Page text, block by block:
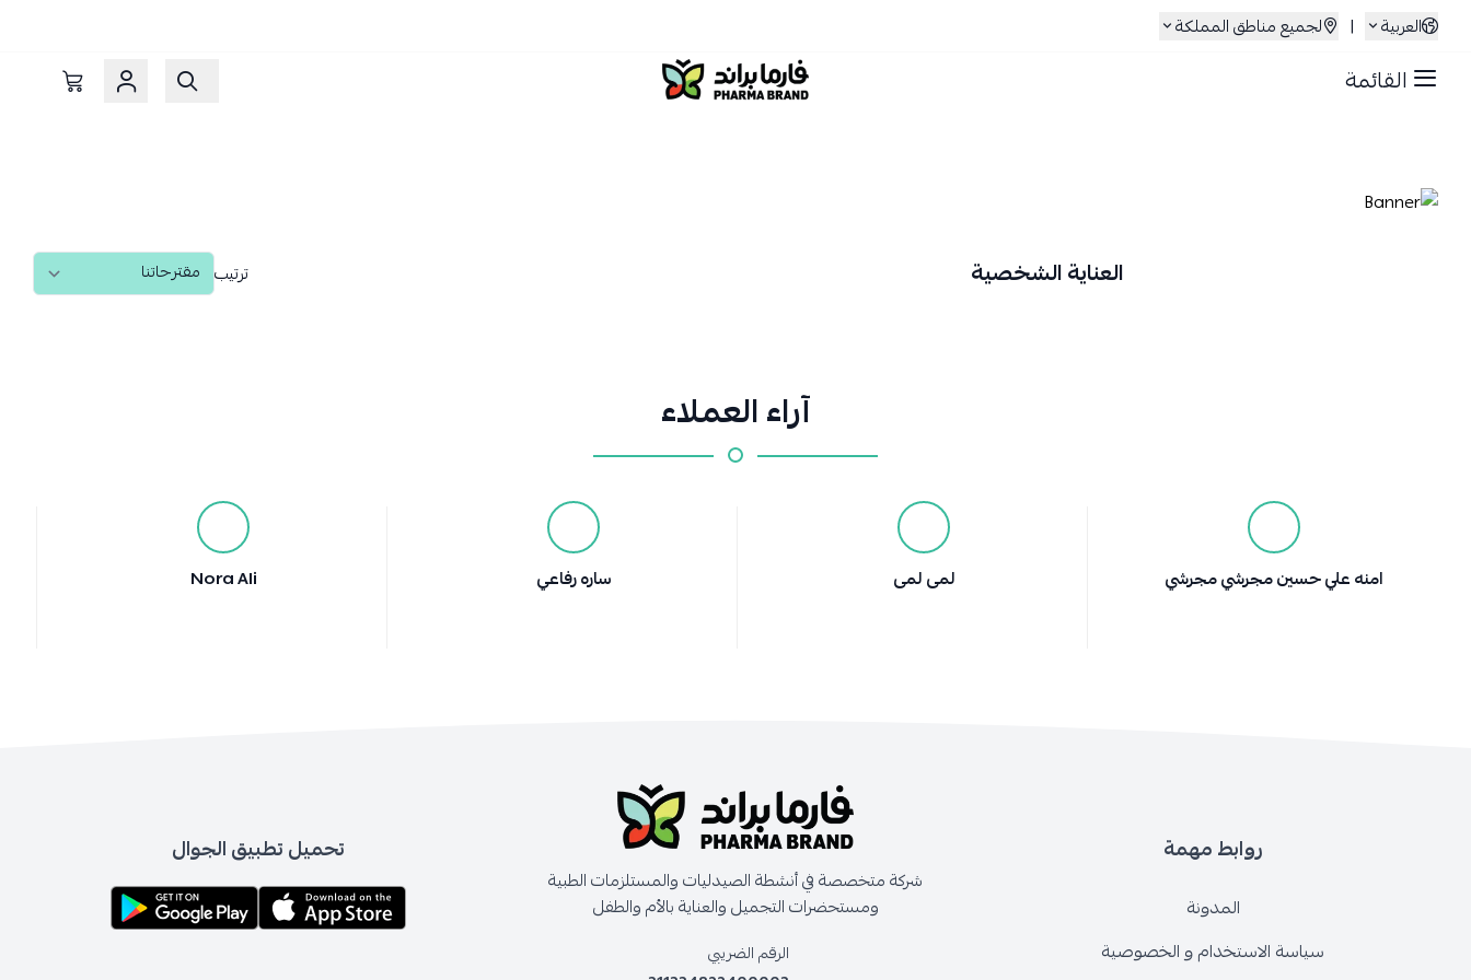
العربية | لجميع مناطق المملكة
القائمة صيدلية فارما براند
العناية الشخصية ترتيب
آراء العملاء
امنه علي حسين مجرشي مجرشي لمى لمى ساره رفاعي Nora Ali
روابط مهمة
المدونة
سياسة الاستخدام و الخصوصية
شركة متخصصة في أنشطة الصيدليات والمستلزمات الطبية
ومستحضرات التجميل والعناية بالأم والطفل
الرقم الضريبي
تحميل تطبيق الجوال